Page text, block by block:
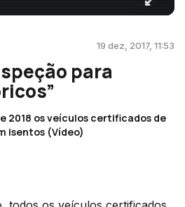
19 dez, 2017, 11:53
para
2018 os veículos certificados de
isentos (Vídeo)